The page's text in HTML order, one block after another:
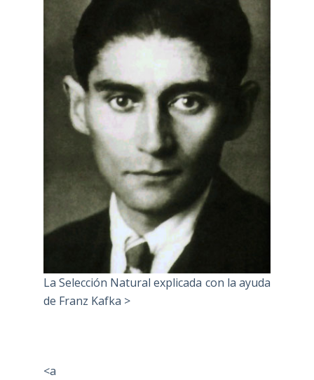
La Selección Natural explicada con la ayuda
de Franz Kafka >
<a